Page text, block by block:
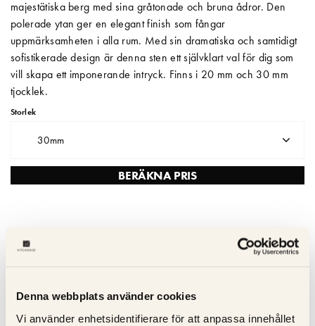
Denna webbplats använder cookies
Vi använder enhetsidentifierare för att anpassa innehållet
Matberedare & Mixer
Vattenkokare
majestätiska berg med sina gråtonade och bruna ådror. Den
polerade ytan ger en elegant finish som fångar
uppmärksamheten i alla rum. Med sin dramatiska och samtidigt
sofistikerade design är denna sten ett självklart val för dig som
vill skapa ett imponerande intryck. Finns i 20 mm och 30 mm
tjocklek.
Storlek
30mm
BERÄKNA PRIS
Snabb & trygg leverans – Skräddarsydda kompositskivor
rengöra
Fläckbeständighet – Absorberar inte vätskor - idealisk för